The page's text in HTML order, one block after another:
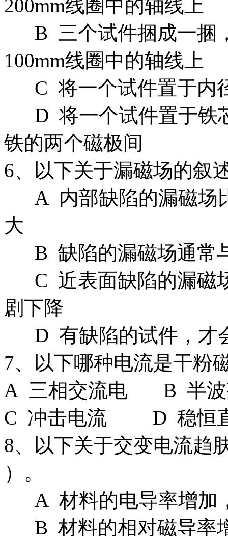
200mm线圈中的轴线上
B 三个试件捆成一捆
100mm线圈中的轴线上
C 将一个试件置于内
D 将一个试件置于铁
铁的两个磁极间
6、以下关于漏磁场的
A 内部缺陷的漏磁场
大
B 缺陷的漏磁场通常
C 近表面缺陷的漏磁
剧下降
D 有缺陷的试件，才
7、以下哪种电流是干
A 三相交流电 B 半波
C 冲击电流 D 稳恒
8、以下关于交变电流
）。
A 材料的电导率增加
B 材料的相对磁导率